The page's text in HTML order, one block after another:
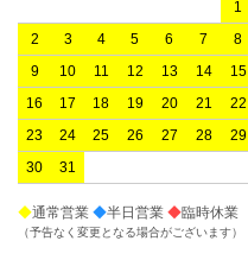
1
2
3 4 5 6 7
8
9
10 11 12 13 14
15
16
17 18 19 20 21
22
23
24 25 26 27 28
29
30
31
◆通常営業 ◆半日営業 ◆臨時休業
（予告なく変更となる場合がございます）